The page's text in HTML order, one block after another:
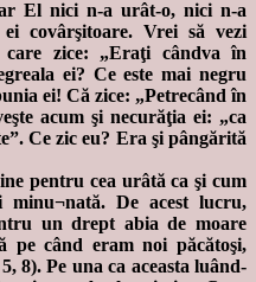
El nici n-a urât-o, nici n-a
covârşitoare. Vrei să vezi
zice: „Eraţi cândva în
ei? Ce este mai negru
ei! Că zice: „Petrecând în
acum şi necurăţia ei: „ca
Ce zic eu? Era şi pângărită
pentru cea urâtă ca şi cum
De acest lucru,
un drept abia de moare
pe când eram noi păcătoşi,
8). Pe una ca aceasta luând-